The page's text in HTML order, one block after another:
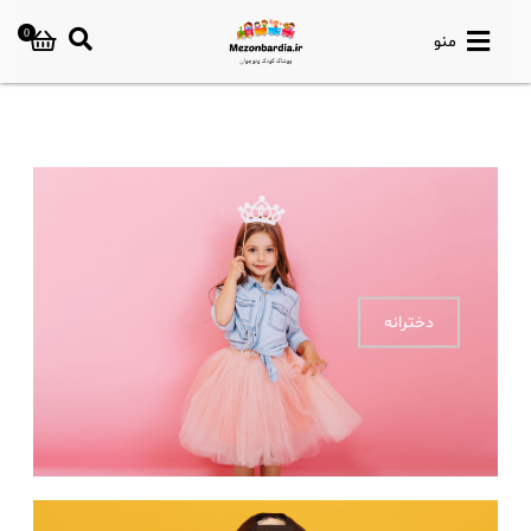
منو 0
دخترانه